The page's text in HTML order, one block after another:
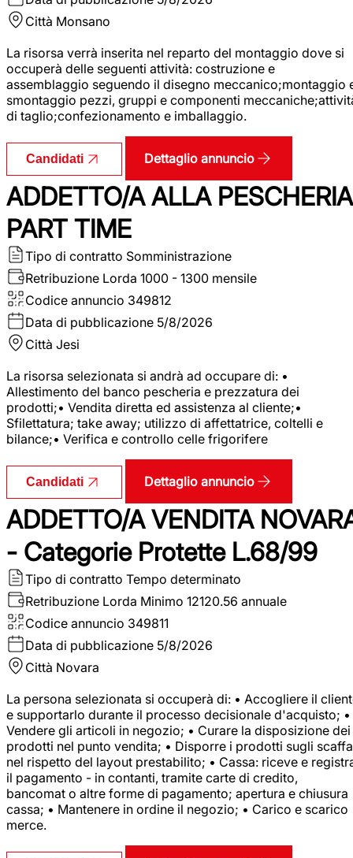
Città Monsano
La risorsa verrà inserita nel reparto del montaggio dove si
occuperà delle seguenti attività: costruzione e
assemblaggio seguendo il disegno meccanico;montaggio
smontaggio pezzi, gruppi e componenti
di taglio;confezionamento e imballaggio.
Candidati Dettaglio annuncio
ADDETTO/A ALLA PESCHERIA
PART TIME
Tipo di contratto Somministrazione
Retribuzione Lorda 1000 - 1300 mensile
Codice annuncio 349812
Data di pubblicazione 5/8/2026
Città Jesi
La risorsa selezionata si andrà ad occupare di: •
Allestimento del banco pescheria e prezzatura dei
prodotti;• Vendita diretta ed assistenza al cliente;•
Sfilettatura; take away; utilizzo di affettatrice, coltelli e
bilance;• Verifica e controllo celle frigorifere
Candidati Dettaglio annuncio
ADDETTO/A VENDITA
- Categorie Protette L.68/99
Tipo di contratto Tempo determinato
Retribuzione Lorda Minimo 12120.56 annuale
Codice annuncio 349811
Data di pubblicazione 5/8/2026
Città Novara
La persona selezionata si occuperà di: • Accogliere il
e supportarlo durante il processo decisionale d'acquisto; •
Vendere gli articoli in negozio; • Curare la disposizione dei
prodotti nel punto vendita; • Disporre i prodotti sugli
nel rispetto del layout prestabilito; • Cassa: riceve e
il pagamento - in contanti, tramite carte di credito,
bancomat o altre forme di pagamento; apertura e chiusura
cassa; • Mantenere in ordine il negozio; • Carico e scarico
merce.